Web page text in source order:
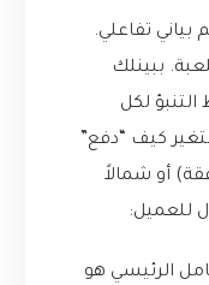
بياني تفاعلي.
ببينلك
لكل
كيف “دفع”
أو شمالاً
للعميل:
الرئيسي هو